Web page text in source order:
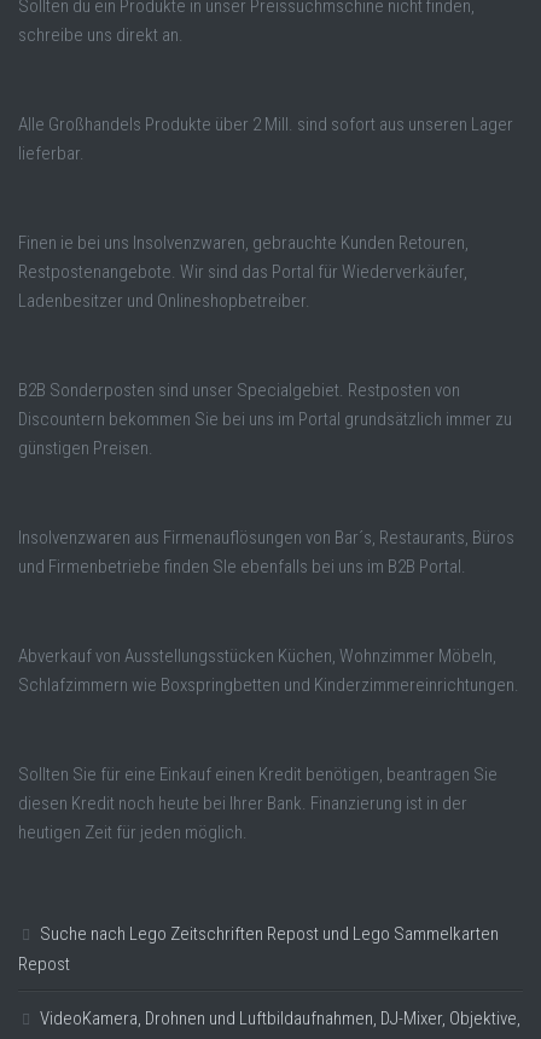
Sollten du ein Produkte in unser Preissuchmschine nicht finden,
schreibe uns direkt an.
Alle Großhandels Produkte über 2 Mill. sind sofort aus unseren Lager
lieferbar.
Finen ie bei uns Insolvenzwaren, gebrauchte Kunden Retouren,
Restpostenangebote. Wir sind das Portal für Wiederverkäufer,
Ladenbesitzer und Onlineshopbetreiber.
B2B Sonderposten sind unser Specialgebiet. Restposten von
Discountern bekommen Sie bei uns im Portal grundsätzlich immer zu
günstigen Preisen.
Insolvenzwaren aus Firmenauflösungen von Bar´s, Restaurants, Büros
und Firmenbetriebe finden SIe ebenfalls bei uns im B2B Portal.
Abverkauf von Ausstellungsstücken Küchen, Wohnzimmer Möbeln,
Schlafzimmern wie Boxspringbetten und Kinderzimmereinrichtungen.
Sollten Sie für eine Einkauf einen Kredit benötigen, beantragen Sie
diesen Kredit noch heute bei Ihrer Bank. Finanzierung ist in der
heutigen Zeit für jeden möglich.
Suche nach Lego Zeitschriften Repost und Lego Sammelkarten
Repost
VideoKamera, Drohnen und Luftbildaufnahmen, DJ-Mixer, Objektive,